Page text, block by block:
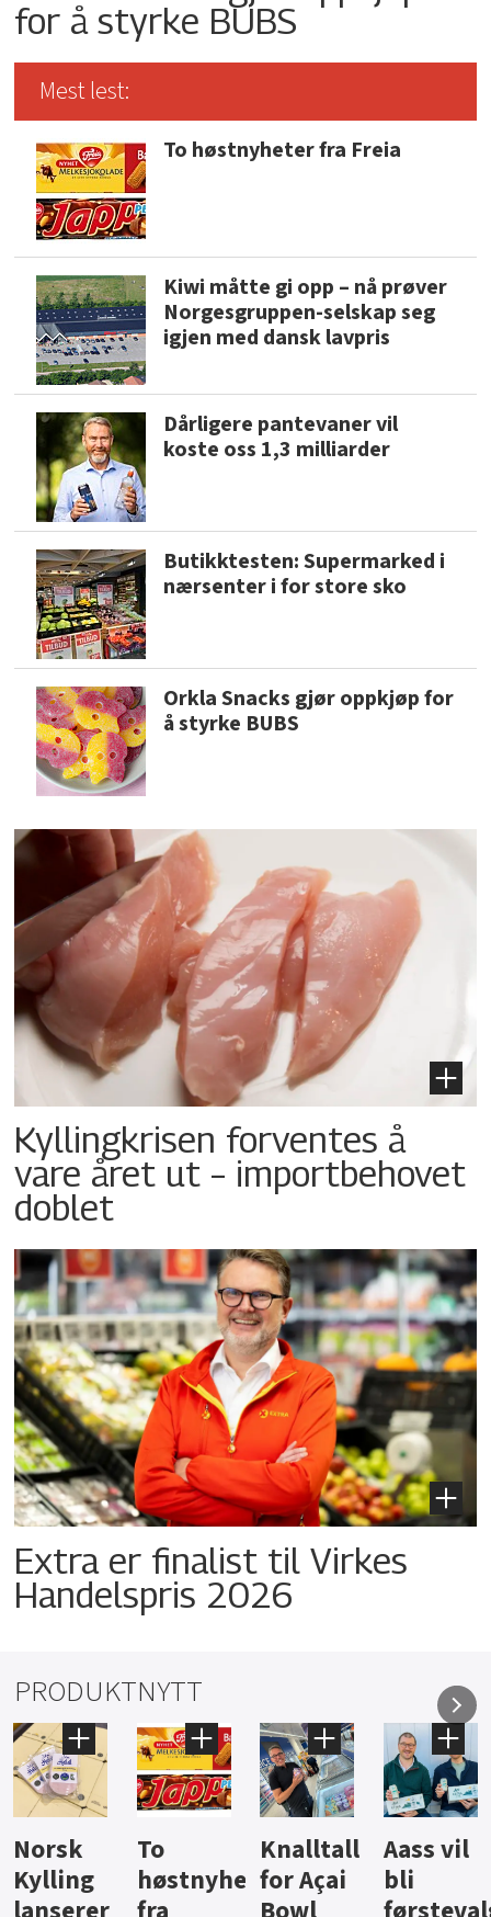
for å styrke BUBS
Mest lest:
To høstnyheter fra Freia
Kiwi måtte gi opp – nå prøver
Norgesgruppen-selskap seg
igjen med dansk lavpris
Dårligere pantevaner vil
koste oss 1,3 milliarder
Butikktesten: Supermarked i
nærsenter i for store sko
Orkla Snacks gjør oppkjøp for
å styrke BUBS
Kyllingkrisen forventes å
vare året ut – importbehovet
doblet
Extra er finalist til Virkes
Handelspris 2026
PRODUKTNYTT
Knalltall
for Açai
Aass vil
bli
Brus og
jus fra
Hard
iste fra